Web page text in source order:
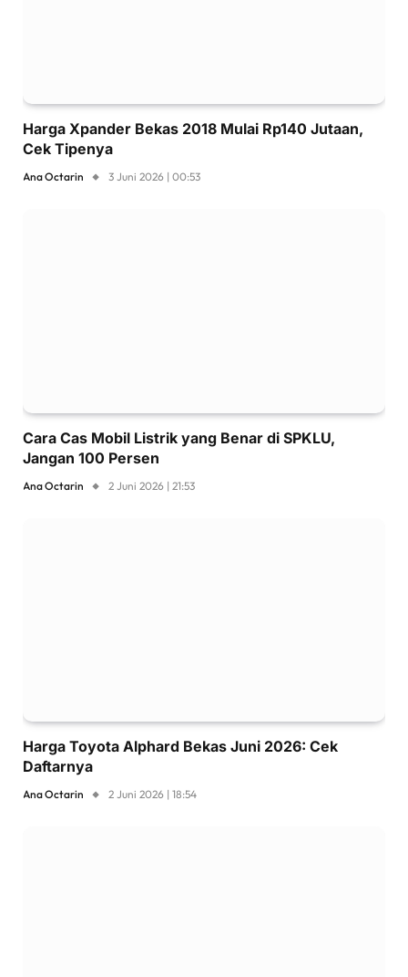
Harga Xpander Bekas 2018 Mulai Rp140 Jutaan,
Cek Tipenya
Ana Octarin 3 Juni 2026 | 00:53
Cara Cas Mobil Listrik yang Benar di SPKLU,
Jangan 100 Persen
Ana Octarin 2 Juni 2026 | 21:53
Harga Toyota Alphard Bekas Juni 2026: Cek
Daftarnya
Ana Octarin 2 Juni 2026 | 18:54